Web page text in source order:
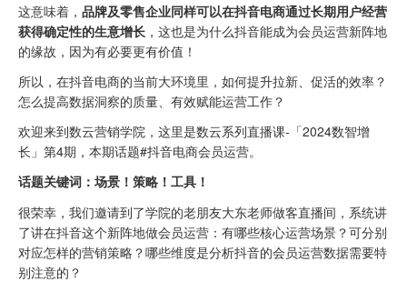
这意味着， 品牌及零售企业同样可以在抖音电商通过长期用户经营
获得确定性的生意增长 ，这也是为什么抖音能成为会员运营新阵地
的缘故，因为有必要更有价值！
所以，在抖音电商的当前大环境里，如何提升拉新、促活的效率？
怎么提高数据洞察的质量、有效赋能运营工作？
欢迎来到数云营销学院，这里是数云系列直播课-「2024数智增
长」第4期，本期话题#抖音电商会员运营。
话题关键词：场景！策略！工具！
很荣幸，我们邀请到了学院的老朋友大东老师做客直播间，系统讲
了讲在抖音这个新阵地做会员运营：有哪些核心运营场景？可分别
对应怎样的营销策略？哪些维度是分析抖音的会员运营数据需要特
别注意的？